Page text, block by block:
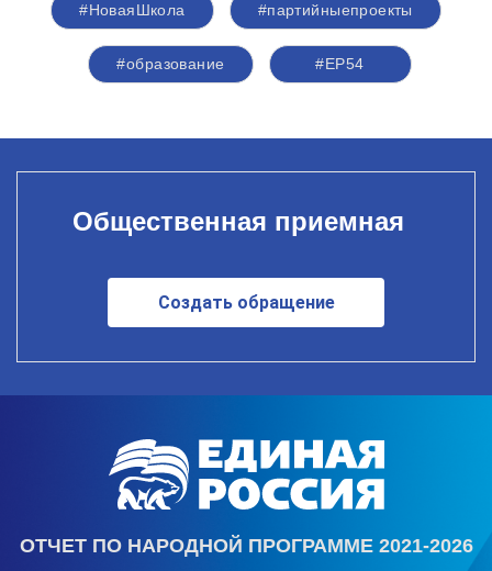
#НоваяШкола #партийныепроекты
#образование #ЕР54
Общественная приемная
Создать обращение
ОТЧЕТ ПО НАРОДНОЙ ПРОГРАММЕ 2021-2026